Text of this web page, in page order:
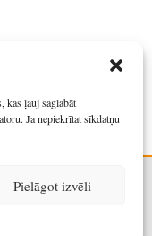
kas ļauj saglabāt
Ja nepiekrītat sīkdatņu
Pielāgot izvēli